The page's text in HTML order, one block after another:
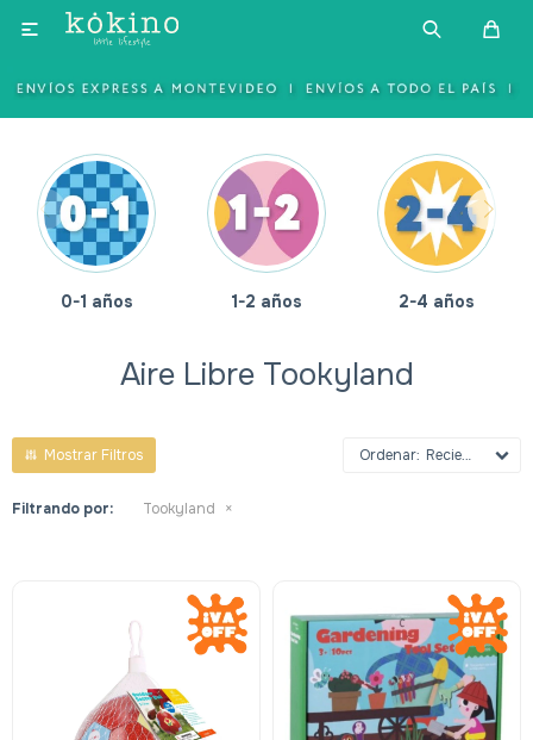

0-1 años 1-2 años 2-4 años
Aire Libre Tookyland
Recientes
Filtrando por: Tookyland